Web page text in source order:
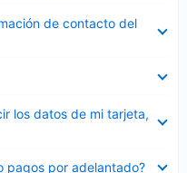
de contacto del
los datos de mi tarjeta,
pagos por adelantado?